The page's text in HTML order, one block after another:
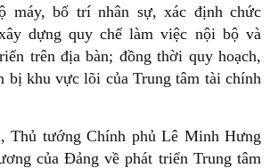
máy, bố trí nhân sự, xác định chức
dựng quy chế làm việc nội bộ và
trên địa bàn; đồng thời quy hoạch,
bị khu vực lõi của Trung tâm tài chính
Thủ tướng Chính phủ Lê Minh Hưng
của Đảng về phát triển Trung tâm